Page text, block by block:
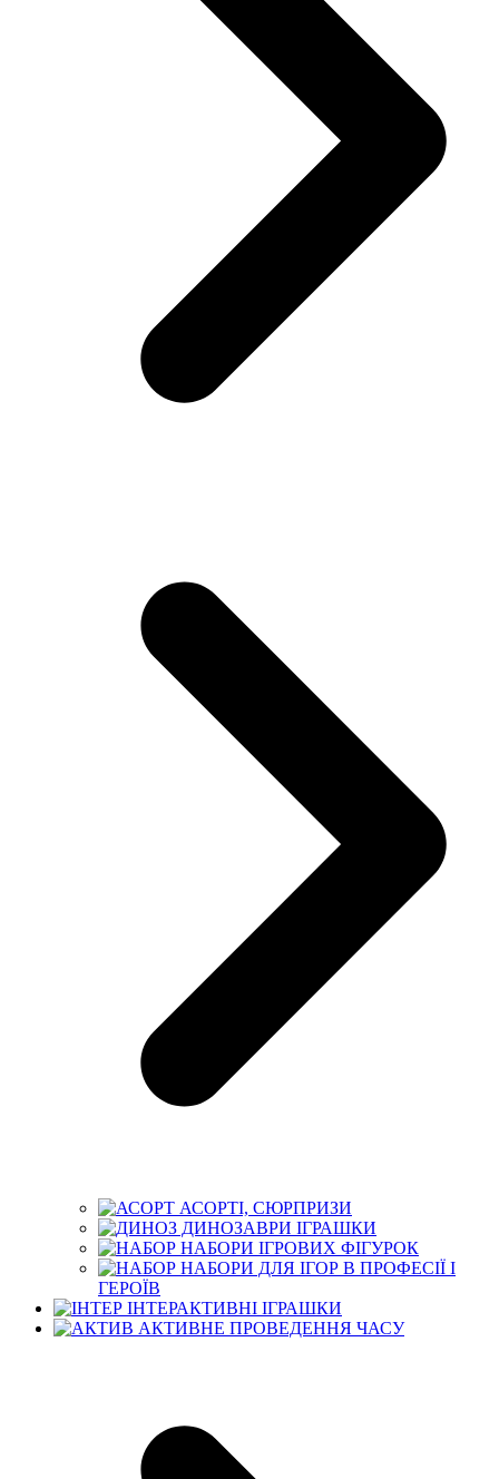
АСОРТІ, СЮРПРИЗИ
ДИНОЗАВРИ ІГРАШКИ
НАБОРИ ІГРОВИХ ФІГУРОК
НАБОРИ ДЛЯ ІГОР В ПРОФЕСІЇ І
ГЕРОЇВ
ІНТЕРАКТИВНІ ІГРАШКИ
АКТИВНЕ ПРОВЕДЕННЯ ЧАСУ